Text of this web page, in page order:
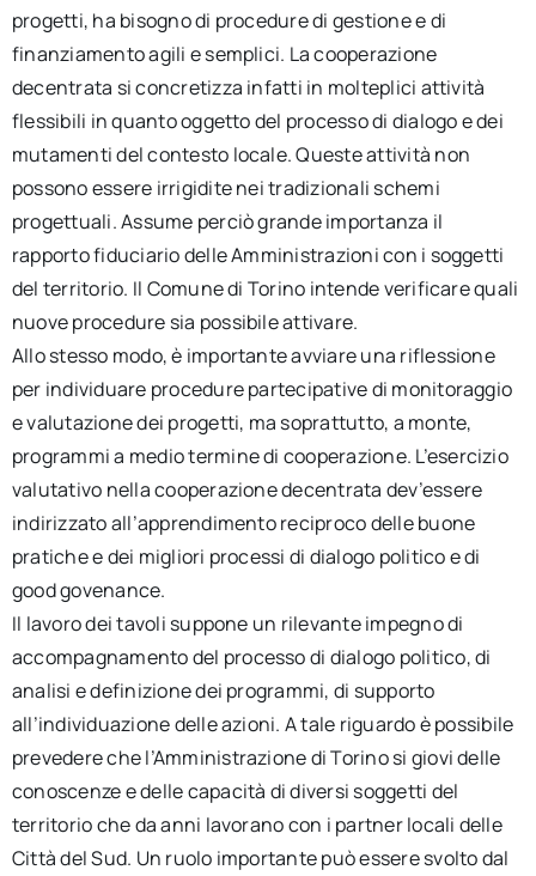
progetti, ha bisogno di procedure di gestione e di
finanziamento agili e semplici. La cooperazione
decentrata si concretizza infatti in molteplici attività
flessibili in quanto oggetto del processo di dialogo e dei
mutamenti del contesto locale. Queste attività non
possono essere irrigidite nei tradizionali schemi
progettuali. Assume perciò grande importanza il
rapporto fiduciario delle Amministrazioni con i soggetti
del territorio. Il Comune di Torino intende verificare quali
nuove procedure sia possibile attivare.
Allo stesso modo, è importante avviare una riflessione
per individuare procedure partecipative di monitoraggio
e valutazione dei progetti, ma soprattutto, a monte,
programmi a medio termine di cooperazione. L’esercizio
valutativo nella cooperazione decentrata dev’essere
indirizzato all’apprendimento reciproco delle buone
pratiche e dei migliori processi di dialogo politico e di
good govenance.
Il lavoro dei tavoli suppone un rilevante impegno di
accompagnamento del processo di dialogo politico, di
analisi e definizione dei programmi, di supporto
all’individuazione delle azioni. A tale riguardo è possibile
prevedere che l’Amministrazione di Torino si giovi delle
conoscenze e delle capacità di diversi soggetti del
territorio che da anni lavorano con i partner locali delle
Città del Sud. Un ruolo importante può essere svolto dal